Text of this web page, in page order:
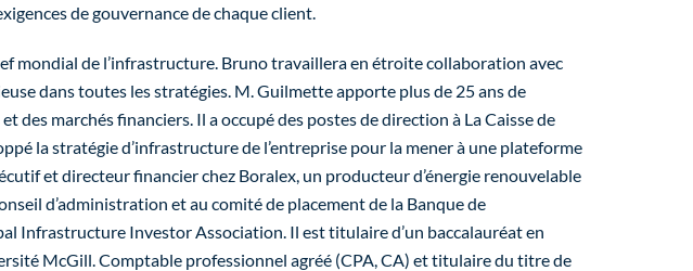
de gouvernance de chaque client.
mondial de l’infrastructure. Bruno travaillera en étroite collaboration avec
dans toutes les stratégies. M. Guilmette apporte plus de 25 ans de
marchés financiers. Il a occupé des postes de direction à La Caisse de
la stratégie d’infrastructure de l’entreprise pour la mener à une plateforme
et directeur financier chez Boralex, un producteur d’énergie renouvelable
d’administration et au comité de placement de la Banque de
Infrastructure Investor Association. Il est titulaire d’un baccalauréat en
McGill. Comptable professionnel agréé (CPA, CA) et titulaire du titre de